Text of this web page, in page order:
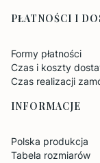
PŁATNOŚCI I
Formy płatności
Czas i koszty
Czas realizacji
INFORMACJE
Polska produkcja
Tabela rozmiarów